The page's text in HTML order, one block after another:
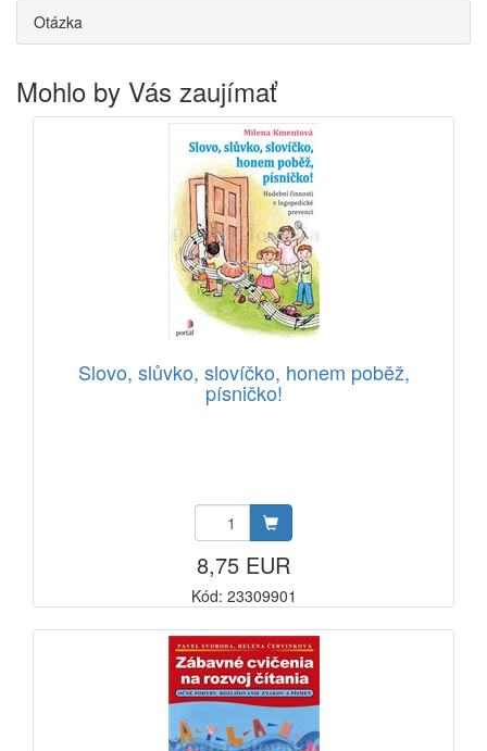
Otázka
Mohlo by Vás zaujímať
Slovo, slůvko, slovíčko, honem poběž,
písničko!
8,75 EUR
Kód: 23309901